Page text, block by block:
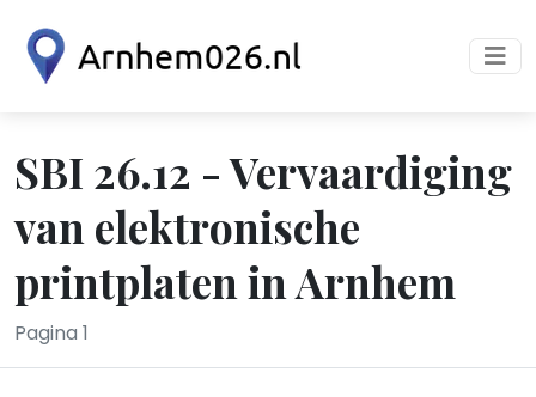
SBI 26.12 - Vervaardiging
van elektronische
printplaten in Arnhem
Pagina 1